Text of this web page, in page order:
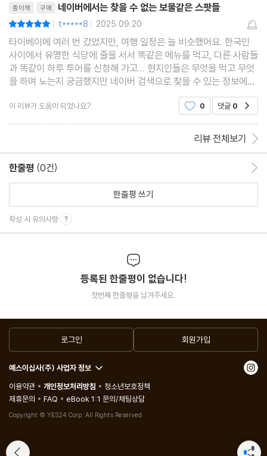
록해 여행 준비와 이동이 더욱 편리해진다. 실용적인 안내와 감각적
인 큐레이션을 동시에 갖춘 이 책은 타이베이를 처음 찾는 이에게는
든든한 길잡이가, 여러 번 방문한 사람에게는 새로운 영감을 주는 여
행 파트너가 된다.
종이책 구매 네이버에서는 찾을 수 없는 보물같은 스팟들
| t*****8 | 2025.09.20
타이베이에 여러 번 갔었지만, 여행 일정은 늘 비슷했어요. 한국인
사이에서 유명한 식당에 줄을 서서 똑같은 메뉴를 먹고, 다른 사람들
과 똑같이 하루 투어를 신청해 가고... 현지인들은 무엇을 먹고 무엇
을 하며 노는지 궁금했지만 네이버 검색으로 찾을 수 있는 정보에는
한계가 있더군요.이 책에 나와있는 곳들은 다 처음 보는 곳이었어요.
아, 타이베이에 이렇게 우아한 찻집이 있구
이 리뷰가 도움이 되었나요? 0 댓글 0
리뷰 전체보기
한줄평 (0건)
한줄평 쓰기
작성 시 유의사항
등록된 한줄평이 없습니다!
첫번째 한줄평을 남겨주세요.
로그인 회원가입
예스이십사(주) 사업자 정보
이용약관
개인정보처리방침
청소년보호정책
제휴문의
FAQ eBook 1:1 문의/채팅상담
Copyright © YES24 Corp. All Rights Reserved.